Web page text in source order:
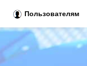
Пользователям